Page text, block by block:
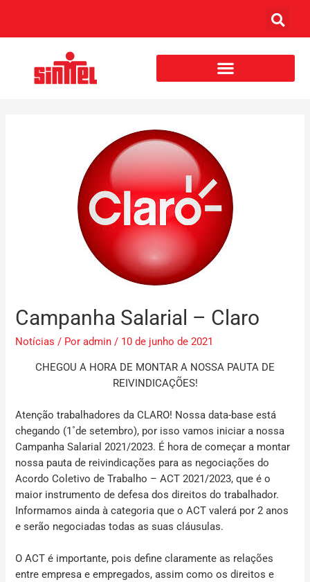
Campanha Salarial – Claro
Notícias / Poradmin / 10 de junho de 2021
CHEGOU A HORA DE MONTAR A NOSSA PAUTA DE
REIVINDICAÇÕES!
Atenção trabalhadores daCLARO! Nossa data-base está
chegando (1˚de setembro), por isso vamos iniciar a nossa
Campanha Salarial 2021/2023. É hora de começar a montar
nossa pauta de reivindicações para as negociações do
Acordo Coletivo de Trabalho – ACT 2021/2023, que é o
maior instrumento de defesa dos direitos do trabalhador.
Informamos ainda à categoria que o ACT valerá por 2 anos
e serão negociadas todas as suas cláusulas.
O ACT é importante, pois define claramente as relações
entre empresa e empregados, assim como os direitos e